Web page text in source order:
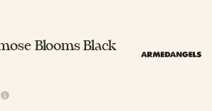
Blooms Black